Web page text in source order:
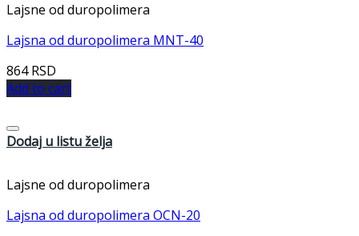
Lajsne od duropolimera
Lajsna od duropolimera MNT-40
864RSD
Add to cart
Dodaj u listu želja
Lajsne od duropolimera
Lajsna od duropolimera OCN-20